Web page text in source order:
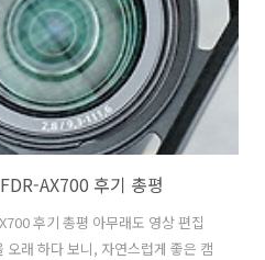
AX700 후기 총평
후기 총평 아무래도 영상 편집
래 하다 보니, 자연스럽게 좋은 캠